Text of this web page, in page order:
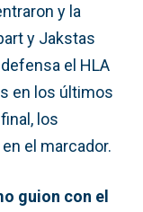
y la
y Jakstas
el HLA
en los últimos
los
el marcador.
guion con el